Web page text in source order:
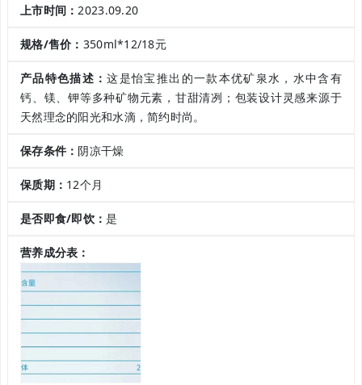
上市时间：2023.09.20
规格/售价： 350ml*12/18元
产品特色描述：这是怡宝推出的一款本优矿泉水，水中含有
钙、镁、钾等多种矿物元素，甘甜清冽；包装设计灵感来源于
天然理念的阳光和水滴，简约时尚。
保存条件： 阴凉干燥
保质期： 12个月
是否即食/即饮：是
营养成分表：